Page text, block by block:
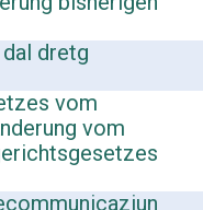
dretg
vom
vom